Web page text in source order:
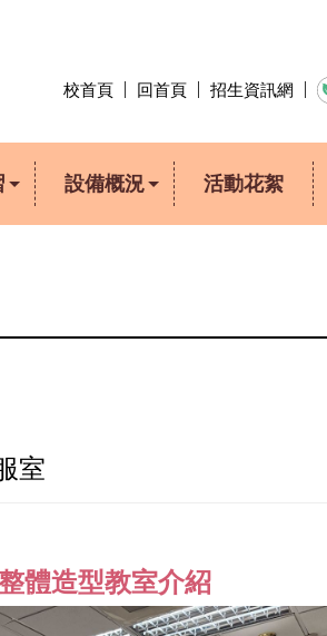
校首頁 回首頁 招生資訊網
設備概況 活動花絮
室
體造型教室介紹